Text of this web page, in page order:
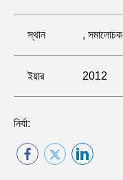
স্থান , সমালোচক
ইয়ার 2012
নির্যা: